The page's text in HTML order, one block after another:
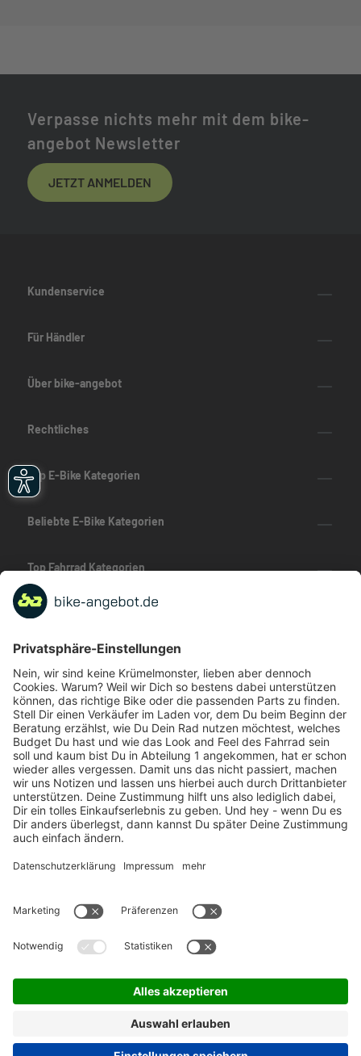
Verpasse nichts mehr mit dem bike-
angebot Newsletter
JETZT ANMELDEN
Kundenservice
Für Händler
Über bike-angebot
Rechtliches
Top E-Bike Kategorien
Beliebte E-Bike Kategorien
Top Fahrrad Kategorien
Beliebte Fahrrad-Kategorien
Marken-Highlights
TOP-Marken
ZAHLUNGSARTEN / RATENKAUF
FÜR ARBEITGEBER & ARBEITNEHMER